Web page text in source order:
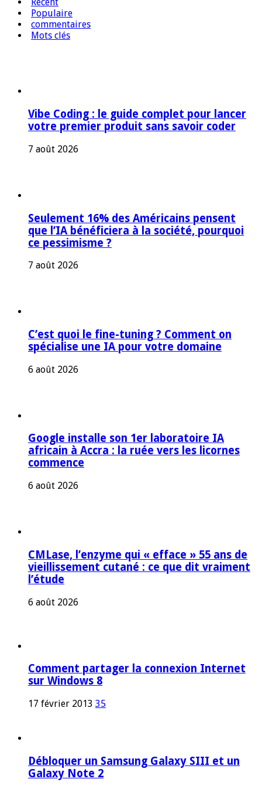
Récent
Populaire
commentaires
Mots clés
Vibe Coding : le guide complet pour lancer
votre premier produit sans savoir coder
7 août 2026
Seulement 16% des Américains pensent
que l’IA bénéficiera à la société, pourquoi
ce pessimisme ?
7 août 2026
C’est quoi le fine-tuning ? Comment on
spécialise une IA pour votre domaine
6 août 2026
Google installe son 1er laboratoire IA
africain à Accra : la ruée vers les licornes
commence
6 août 2026
CMLase, l’enzyme qui « efface » 55 ans de
vieillissement cutané : ce que dit vraiment
l’étude
6 août 2026
Comment partager la connexion Internet
sur Windows 8
17 février 2013 35
Débloquer un Samsung Galaxy SIII et un
Galaxy Note 2